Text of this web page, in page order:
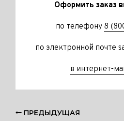
Оформить заказ
по телефону 8
по электронной почте
в интернет-
ПРЕДЫДУЩАЯ